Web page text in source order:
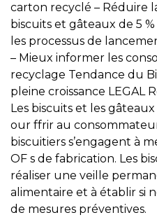
carton recyclé – Réduire
biscuits et gâteaux de 5
les processus de
– Mieux informer les
recyclage Tendance du
pleine croissance LEGAL
Les biscuits et les
our ffrir au
biscuitiers s’engagent à
OF s de fabrication. Les
réaliser une veille
alimentaire et à établir si
de mesures préventives.